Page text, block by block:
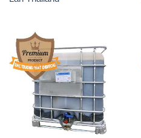
Magie Clorua – MGCL2 Dạng
Vảy Shreeji Magnesia Works